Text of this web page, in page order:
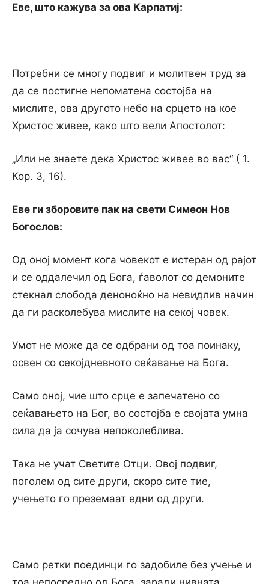
Еве, што кажува за ова Карпатиј:
Потребни се многу подвиг и молитвен труд за
да се постигне непоматена состојба на
мислите, ова другото небо на срцето на кое
Христос живее, како што вели Апостолот:
„Или не знаете дека Христос живее во вас“ ( 1.
Кор. 3, 16).
Еве ги зборовите пак на свети Симеон Нов
Богослов:
Од оној момент кога човекот е истеран од рајот
и се оддалечил од Бога, ѓаволот со демоните
стекнал слобода деноноќно на невидлив начин
да ги расколебува мислите на секој човек.
Умот не може да се одбрани од тоа поинаку,
освен со секојдневното сеќавање на Бога.
Само оној, чие што срце е запечатено со
сеќавањето на Бог, во состојба е својата умна
сила да ја сочува непоколеблива.
Така не учат Светите Отци. Овој подвиг,
поголем од сите други, скоро сите тие,
учењето го преземаат едни од други.
Само ретки поединци го задобиле без учење и